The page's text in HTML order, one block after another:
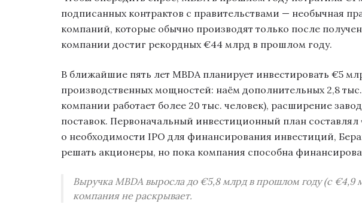
подписанных контрактов с правительствами — необычная
компаний, которые обычно производят только после
компании достиг рекордных €44 млрд в прошлом году.
В ближайшие пять лет MBDA планирует инвестировать €5
производственных мощностей: наём дополнительных 2,8
компании работает более 20 тыс. человек), расширение
поставок. Первоначальный инвестиционный план
о необходимости IPO для финансирования инвестиций,
решать акционеры, но пока компания способна
Выручка MBDA выросла до €5,8 млрд в прошлом году (с
компания не раскрывает.